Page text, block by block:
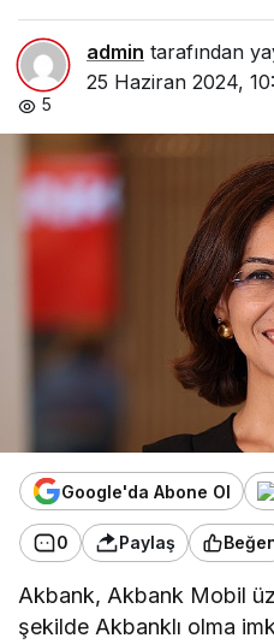
admin tarafından
25 Haziran 2024,
5
Google'da Abone Ol
0 Paylaş
Akbank, Akbank Mobil
şekilde Akbanklı olma